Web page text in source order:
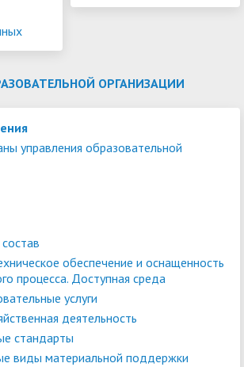
ОРГАНИЗАЦИИ
управления образовательной
обеспечение и оснащенность
процесса. Доступная среда
услуги
деятельность
стандарты
виды материальной поддержки